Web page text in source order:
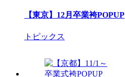
【東京】12月卒業袴POPUP
トピックス